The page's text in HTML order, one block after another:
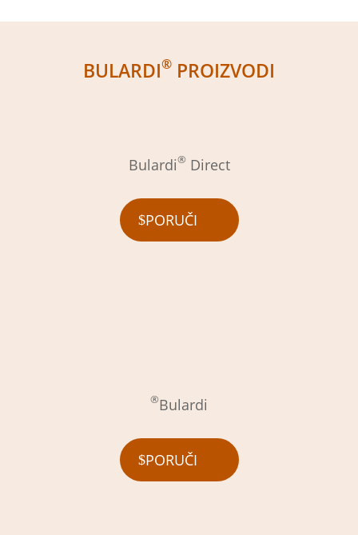
BULARDI® PROIZVODI
Bulardi® Direct
PORUČI
Bulardi
®
PORUČI